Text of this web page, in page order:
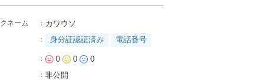
ネーム ： カワウソ
： 身分証認証済み 電話番号
： 0 0 0
： 非公開